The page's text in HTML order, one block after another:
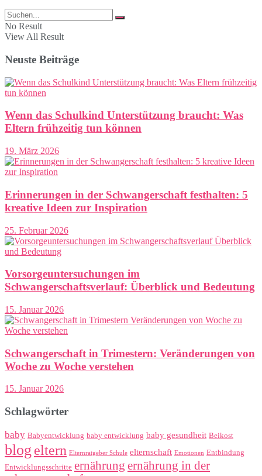
No Result
View All Result
Neuste Beiträge
Wenn das Schulkind Unterstützung braucht: Was
Eltern frühzeitig tun können
19. März 2026
Erinnerungen in der Schwangerschaft festhalten: 5
kreative Ideen zur Inspiration
25. Februar 2026
Vorsorgeuntersuchungen im
Schwangerschaftsverlauf: Überblick und Bedeutung
15. Januar 2026
Schwangerschaft in Trimestern: Veränderungen von
Woche zu Woche verstehen
15. Januar 2026
Schlagwörter
baby Babyentwicklung baby entwicklung baby gesundheit Beikost
blog eltern Elternratgeber Schule elternschaft Emotionen Entbindung
Entwicklungsschritte ernährung ernährung in der